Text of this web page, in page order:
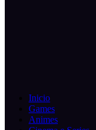
Inicio
Games
Animes